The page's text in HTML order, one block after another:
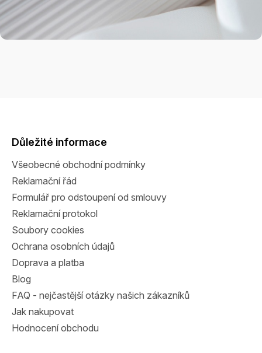
Důležité informace
Všeobecné obchodní podmínky
Reklamační řád
Formulář pro odstoupení od smlouvy
Reklamační protokol
Soubory cookies
Ochrana osobních údajů
Doprava a platba
Blog
FAQ - nejčastější otázky našich zákazníků
Jak nakupovat
Hodnocení obchodu